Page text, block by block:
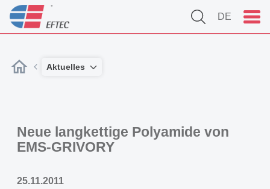
DE
Aktuelles
Neue langkettige Polyamide von
EMS-GRIVORY
25.11.2011